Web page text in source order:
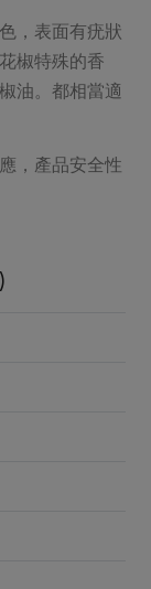
，表面有疣狀
椒特殊的香
油。都相當適
，產品安全性